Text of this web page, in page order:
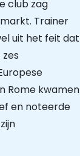
club zag
Trainer
uit het feit dat
Rome kwamen
en noteerde